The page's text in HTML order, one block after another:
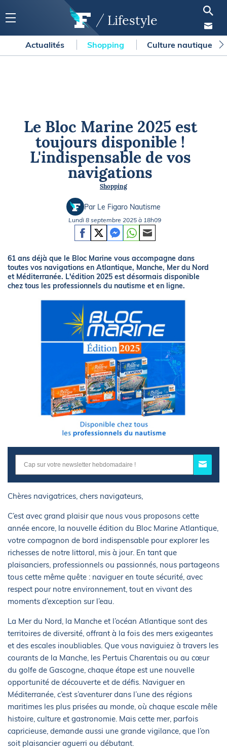
Lifestyle
Actualités Shopping Culture nautique
Le Bloc Marine 2025 est
toujours disponible !
L'indispensable de vos
navigations
Shopping
Par Le Figaro Nautisme
Lundi 8 septembre 2025 à 18h09
61 ans déjà que le Bloc Marine vous accompagne dans
toutes vos navigations en Atlantique, Manche, Mer du Nord
et Méditerranée. L'édition 2025 est désormais disponible
chez tous les professionnels du nautisme et en ligne.
Chères navigatrices, chers navigateurs,
C’est avec grand plaisir que nous vous proposons cette
année encore, la nouvelle édition du Bloc Marine Atlantique,
votre compagnon de bord indispensable pour explorer les
richesses de notre littoral, mis à jour. En tant que
plaisanciers, professionnels ou passionnés, nous partageons
tous cette même quête : naviguer en toute sécurité, avec
respect pour notre environnement, tout en vivant des
moments d’exception sur l’eau.
La Mer du Nord, la Manche et l’océan Atlantique sont des
territoires de diversité, offrant à la fois des mers exigeantes
et des escales inoubliables. Que vous naviguiez à travers les
courants de la Manche, les Pertuis Charentais ou au cœur
du golfe de Gascogne, chaque étape est une nouvelle
opportunité de découverte et de défis. Naviguer en
Méditerranée, c’est s’aventurer dans l’une des régions
maritimes les plus prisées au monde, où chaque escale mêle
histoire, culture et gastronomie. Mais cette mer, parfois
capricieuse, demande aussi une grande vigilance, que l’on
soit plaisancier aguerri ou débutant.